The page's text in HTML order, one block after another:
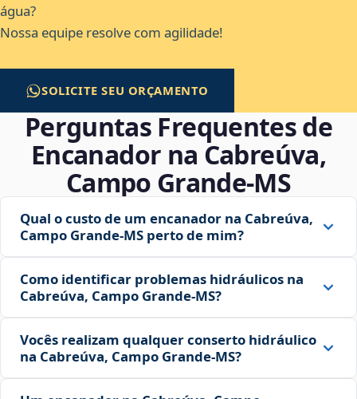
água?
Nossa equipe resolve com agilidade!
SOLICITE SEU ORÇAMENTO
Perguntas Frequentes de
Encanador na Cabreúva,
Campo Grande‑MS
Qual o custo de um encanador na Cabreúva,
Campo Grande‑MS perto de mim?
Como identificar problemas hidráulicos na
Cabreúva, Campo Grande‑MS?
Vocês realizam qualquer conserto hidráulico
na Cabreúva, Campo Grande‑MS?